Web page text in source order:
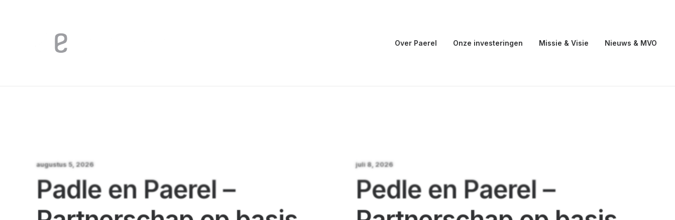
Over Paerel Onze investeringen Missie & Visie Nieuws & MVO
augustus 5, 2026
Padle en Paerel –
juli 8, 2026
Pedle en Paerel –